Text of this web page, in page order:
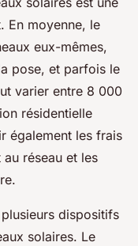
En moyenne, le
eux-mêmes,
pose, et parfois le
varier entre 8 000
résidentielle
également les frais
réseau et les
dispositifs
solaires. Le